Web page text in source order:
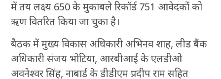
में तय लक्ष्य 650 के मुकाबले रिकॉर्ड 751 आवेदकों को
ऋण वितरित किया जा चुका है।
बैठक में मुख्य विकास अधिकारी अभिनव शाह, लीड बैंक
अधिकारी संजय भोटिया, आरबीआई के एलडीओ
अवनेश्वर सिंह, नाबार्ड के डीडीएम प्रदीप राम सहित